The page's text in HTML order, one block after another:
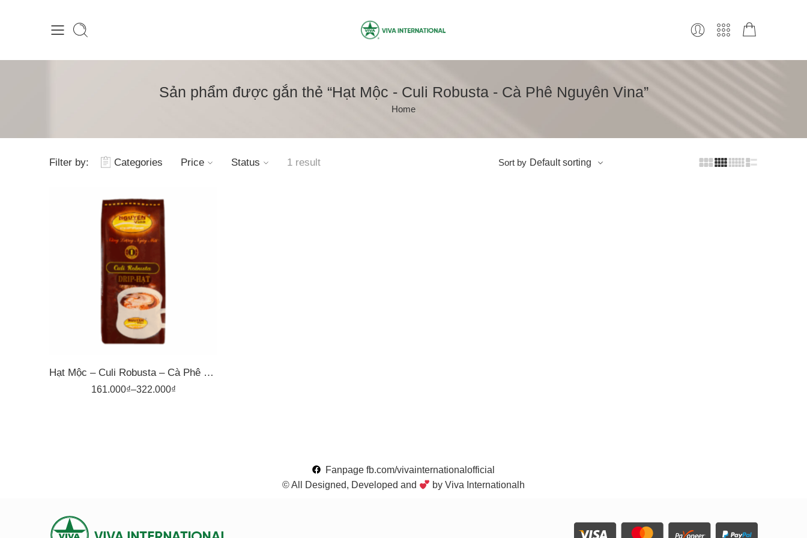
Sản phẩm được gắn thẻ “Hạt Mộc - Culi Robusta - Cà Phê Nguyên Vina”
Home
Filter by: Categories Price Status 1 result Sort by Default sorting
Hạt Mộc – Culi Robusta – Cà Phê Nguyên Vina
161.000₫–322.000₫
Fanpage fb.com/vivainternationalofficial
© All Designed, Developed and
by Viva Internationalh